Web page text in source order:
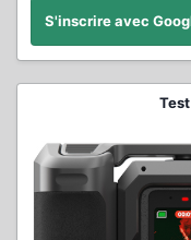
S'inscrire avec